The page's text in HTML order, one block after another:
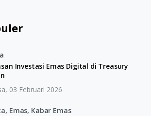
Investasi Emas Digital di Treasury
03 Februari 2026
Emas, Kabar Emas